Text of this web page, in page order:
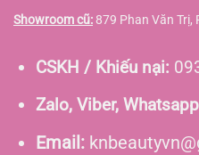
Showroom cũ: 879 Phan Văn Trị,
CSKH / Khiếu nại:
Zalo, Viber,
Email: